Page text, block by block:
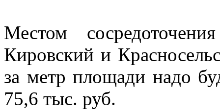
Местом
Кировский и
за метр площади надо
75,6 тыс. руб.